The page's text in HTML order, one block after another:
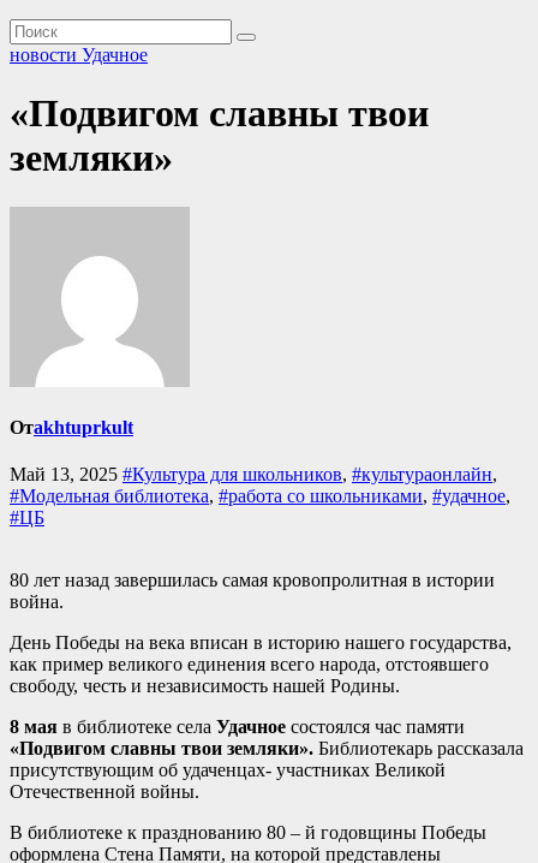
новости Удачное
«Подвигом славны твои
земляки»
Отakhtuprkult
Май 13, 2025 #Культура для школьников, #культураонлайн,
#Модельная библиотека, #работа со школьниками, #удачное,
#ЦБ
80 лет назад завершилась самая кровопролитная в истории
война.
День Победы на века вписан в историю нашего государства,
как пример великого единения всего народа, отстоявшего
свободу, честь и независимость нашей Родины.
8 мая в библиотеке села Удачное состоялся час памяти
«Подвигом славны твои земляки». Библиотекарь рассказала
присутствующим об удаченцах- участниках Великой
Отечественной войны.
В библиотеке к празднованию 80 – й годовщины Победы
оформлена Стена Памяти, на которой представлены